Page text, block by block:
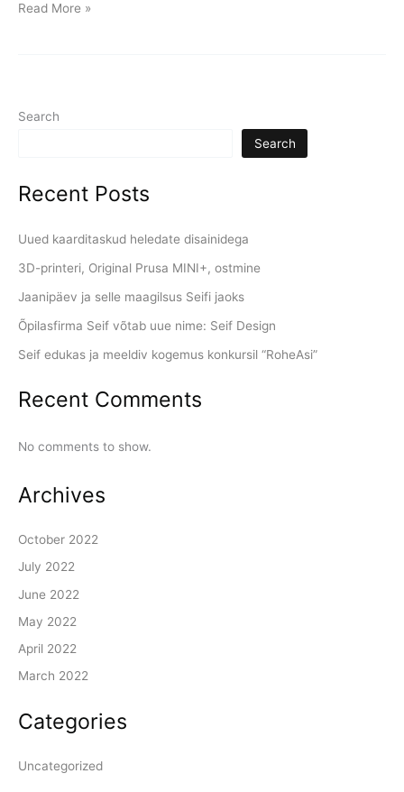
Read More »
Search
Search
Recent Posts
Uued kaarditaskud heledate disainidega
3D-printeri, Original Prusa MINI+, ostmine
Jaanipäev ja selle maagilsus Seifi jaoks
Õpilasfirma Seif võtab uue nime: Seif Design
Seif edukas ja meeldiv kogemus konkursil “RoheAsi”
Recent Comments
No comments to show.
Archives
October 2022
July 2022
June 2022
May 2022
April 2022
March 2022
Categories
Uncategorized